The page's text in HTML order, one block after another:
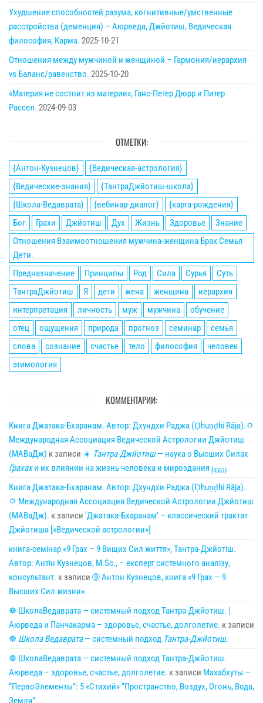
Ухудшение способностей разума, когнитивные/умственные
расстройства (деменция) – Аюрведа, Джйотиш, Ведическая
философия, Карма. 2025-10-21
Отношения между мужчиной и женщиной – Гармония/иерархия
vs Баланс/равенство. 2025-10-20
«Материя не состоит из материи», Ганс-Петер Дюрр и Питер
Рассел. 2024-09-03
ОТМЕТКИ:
{Антон-Кузнецов}
{Ведическая-астрология}
{Ведические-знания}
{ТантраДжйотиш-школа}
{Школа-Ведаврата}
{вебинар-диалог}
{карта-рождения}
Бог
Грахи Джйотиш Дух Жизнь Здоровье
Знание
Отношения Взаимоотношения мужчина-женщина Брак Семья
Дети.
Предназначение
Принципы Род Сила Сурья
Суть
ТантраДжйотиш
Я дети жена женщина
иерархия
интерпретация
личность муж мужчина
обучение
отец
ощущения природа прогноз семинар
семья
слова
сознание счастье тело философия
человек
этимология
КОММЕНТАРИИ:
Книга Джатака-Бхаранам. Автор: Дхундхи Раджа (Ḍhuṇḍhi Rāja).🌣
Международная Ассоциация Ведической Астрологии Джйотиш
(МАВаДж) к записи ☀ Тантра-Джйотиш— наука о Высших Силах
Грахахи их влиянии на жизнь человека и мироздания {4561}
Книга Джатака-Бхаранам. Автор: Дхундхи Раджа (Ḍhuṇḍhi Rāja).
🌣 Международная Ассоциация Ведической Астрологии Джйотиш
(МАВаДж). к записи ‘Джатака-Бхаранам’ – классический трактат
Джйотиша [«Ведической астрологии»]
книга-семінар «9 Грах – 9 Вищих Сил життя», Тантра-Джйотіш.
Автор: Антін Кузнецов, M.Sc., – експерт системного аналізу,
консультант. к записи ➈ Антон Кузнецов, книга «9 Грах — 9
Высших Сил жизни».
☸ ШколаВедаврата — системный подход Тантра-Джйотиш. |
Аюрведа и Панчакарма – здоровье, счастье, долголетие. к записи
☸ Школа Ведаврата— системный подход Тантра-Джйотиш.
☸ ШколаВедаврата — системный подход Тантра-Джйотиш.
Аюрведа – здоровье, счастье, долголетие. к записи Махабхуты —
“ПервоЭлементы”: 5 «Стихий» “Пространство, Воздух, Огонь, Вода,
Земля”